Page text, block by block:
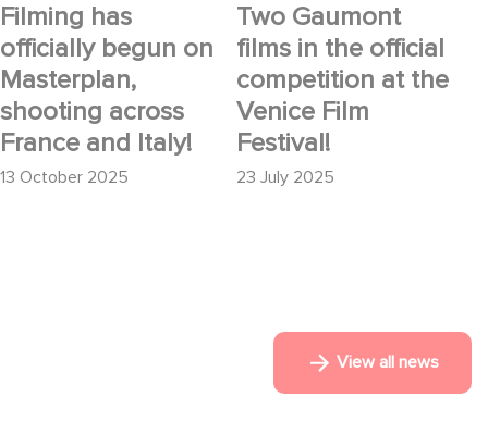
Filming has
officially begun on
Masterplan,
shooting across
France and Italy!
13 October 2025
Two Gaumont
films in the official
competition at the
Venice Film
Festival!
23 July 2025
View all news